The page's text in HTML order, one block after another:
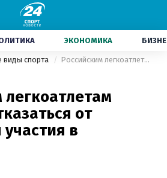
ЭКОНОМИКА
виды спорта Российским легкоатлетам придется отказаться от родины для участия в Олимпиаде
от
в